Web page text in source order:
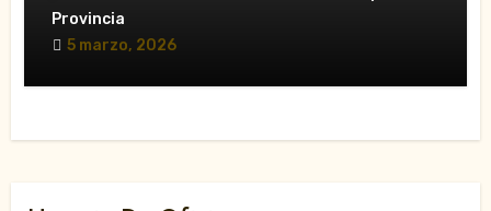
Provincia
5 marzo, 2026